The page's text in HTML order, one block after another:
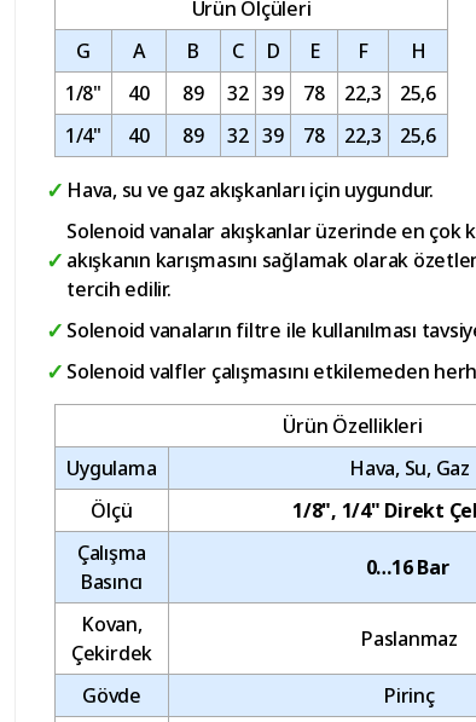
Ürün Ölçüleri
G
A B C D E F
H
1/8"
40 89 32 39 78 22,3
25,6
1/4"
40 89 32 39 78 22,3 25,6
Hava, su ve gaz akışkanları için uygundur.
Solenoid vanalar akışkanlar üzerinde en çok
akışkanın karışmasını sağlamak olarak
tercih edilir.
Solenoid vanaların filtre ile kullanılması
Solenoid valfler çalışmasını etkilemeden
Ürün Özellikleri
Uygulama
Hava, Su, Gaz
Ölçü
1/8", 1/4" Direkt
Çalışma
Basıncı
0…16 Bar
Kovan,
Çekirdek
Paslanmaz
Gövde
Pirinç